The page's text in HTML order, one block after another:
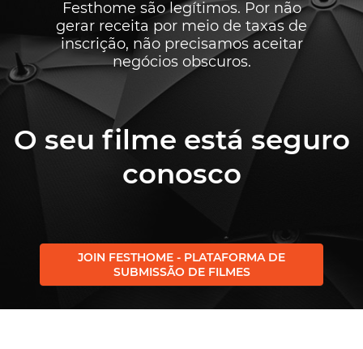
Festhome são legítimos. Por não
gerar receita por meio de taxas de
inscrição, não precisamos aceitar
negócios obscuros.
O seu filme está seguro
conosco
JOIN FESTHOME - PLATAFORMA DE
SUBMISSÃO DE FILMES